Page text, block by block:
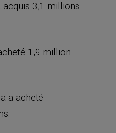
acquis 3,1 millions
1,9 million
a acheté